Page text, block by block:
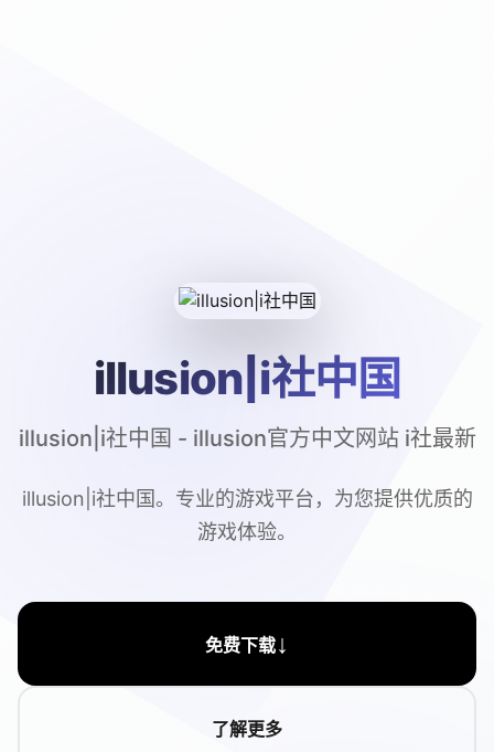
illusion|i社中国
illusion|i社中国 - illusion官方中文网站 i社最新
illusion|i社中国。专业的游戏平台，为您提供优质的
游戏体验。
免费下载↓
了解更多